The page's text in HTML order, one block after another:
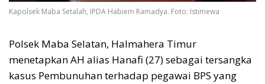
Kapolsek Maba Setalah, IPDA Habiem Ramadya. Foto: Istimewa
Polsek Maba Selatan, Halmahera Timur
menetapkan AH alias Hanafi (27) sebagai tersangka
kasus Pembunuhan terhadap pegawai BPS yang